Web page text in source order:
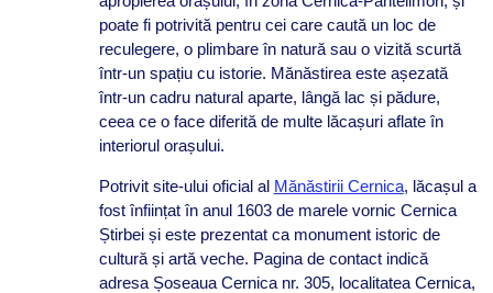
poate fi potrivită pentru cei care caută un loc de
reculegere, o plimbare în natură sau o vizită scurtă
într-un spațiu cu istorie. Mănăstirea este așezată
într-un cadru natural aparte, lângă lac și pădure,
ceea ce o face diferită de multe lăcașuri aflate în
interiorul orașului.
Potrivit site-ului oficial al Mănăstirii Cernica, lăcașul a
fost înființat în anul 1603 de marele vornic Cernica
Știrbei și este prezentat ca monument istoric de
cultură și artă veche. Pagina de contact indică
adresa Șoseaua Cernica nr. 305, localitatea Cernica,